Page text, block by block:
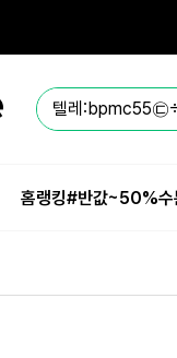
이
홈랭킹#반값~50%수